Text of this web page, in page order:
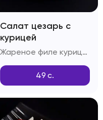
Салат цезарь с
курицей
Жареное филе курицы, капуста Пекинская, яйцо перепелиное, помидоры Черри, сыр Пармезан, масло оливковое, багет, соус Цезарь
49 с.